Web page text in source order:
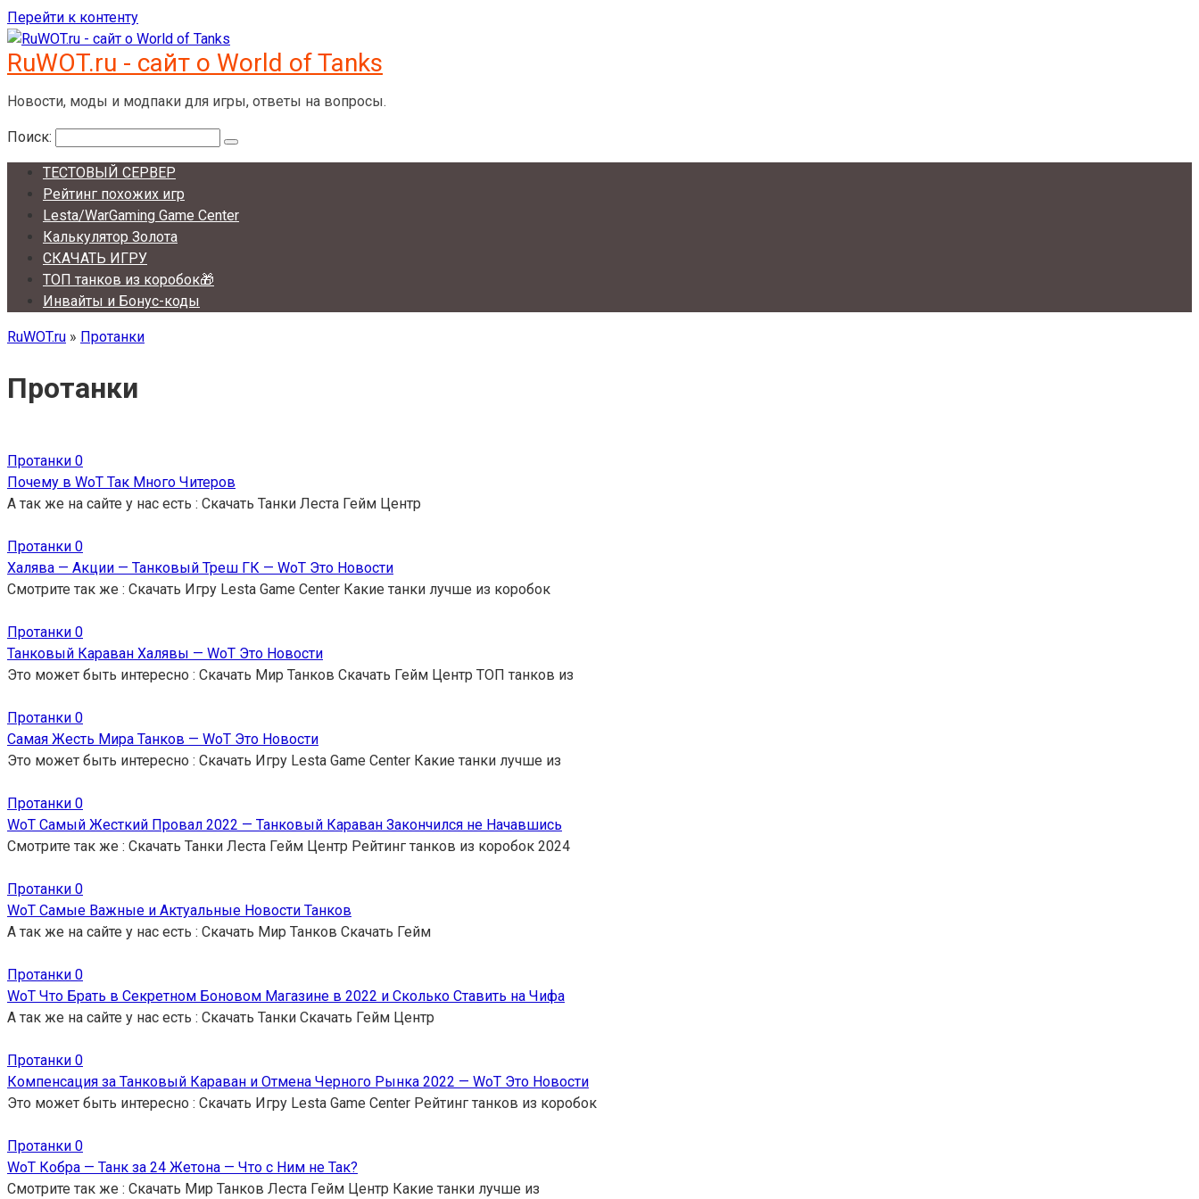
Перейти к контенту
RuWOT.ru - сайт о World of Tanks
Новости, моды и модпаки для игры, ответы на вопросы.
Поиск:
ТЕСТОВЫЙ СЕРВЕР
Рейтинг похожих игр
Lesta/WarGaming Game Center
Калькулятор Золота
СКАЧАТЬ ИГРУ
ТОП танков из коробок🎁
Инвайты и Бонус-коды
RuWOT.ru » Протанки
Протанки
Протанки 0
Почему в WoT Так Много Читеров
А так же на сайте у нас есть : Скачать Танки Леста Гейм Центр
Протанки 0
Халява — Акции — Танковый Треш ГК — WoT Это Новости
Смотрите так же : Скачать Игру Lesta Game Center Какие танки лучше из коробок
Протанки 0
Танковый Караван Халявы — WoT Это Новости
Это может быть интересно : Скачать Мир Танков Скачать Гейм Центр ТОП танков из
Протанки 0
Самая Жесть Мира Танков — WoT Это Новости
Это может быть интересно : Скачать Игру Lesta Game Center Какие танки лучше из
Протанки 0
WoT Самый Жесткий Провал 2022 — Танковый Караван Закончился не Начавшись
Смотрите так же : Скачать Танки Леста Гейм Центр Рейтинг танков из коробок 2024
Протанки 0
WoT Самые Важные и Актуальные Новости Танков
А так же на сайте у нас есть : Скачать Мир Танков Скачать Гейм
Протанки 0
WoT Что Брать в Секретном Боновом Магазине в 2022 и Сколько Ставить на Чифа
А так же на сайте у нас есть : Скачать Танки Скачать Гейм Центр
Протанки 0
Компенсация за Танковый Караван и Отмена Черного Рынка 2022 — WoT Это Новости
Это может быть интересно : Скачать Игру Lesta Game Center Рейтинг танков из коробок
Протанки 0
WoT Кобра — Танк за 24 Жетона — Что с Ним не Так?
Смотрите так же : Скачать Мир Танков Леста Гейм Центр Какие танки лучше из